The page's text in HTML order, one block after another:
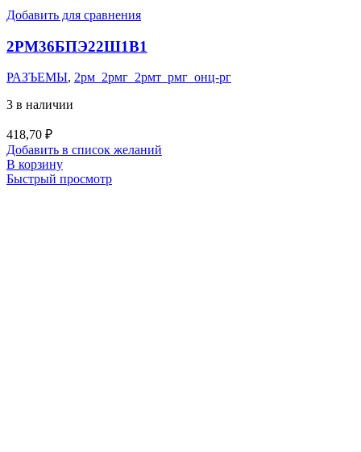
Добавить для сравнения
2РМ36БПЭ22Ш1В1
РАЗЪЕМЫ, 2рм_2рмг_2рмт_рмг_онц-рг
3 в наличии
418,70 ₽
Добавить в список желаний
В корзину
Быстрый просмотр